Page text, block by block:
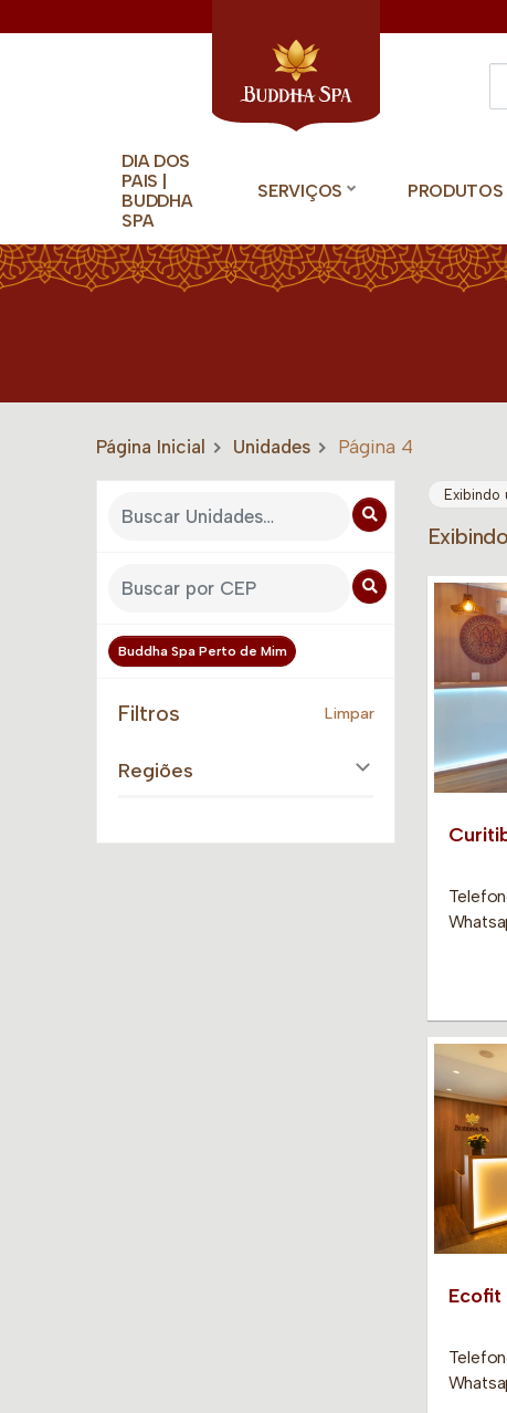
DIA DOS
PAIS |
BUDDHA
SPA
SERVIÇOS PRODUTOS
Página Inicial Unidades Página 4
Buddha Spa Perto de Mim
Filtros Limpar
Regiões
Exibindo